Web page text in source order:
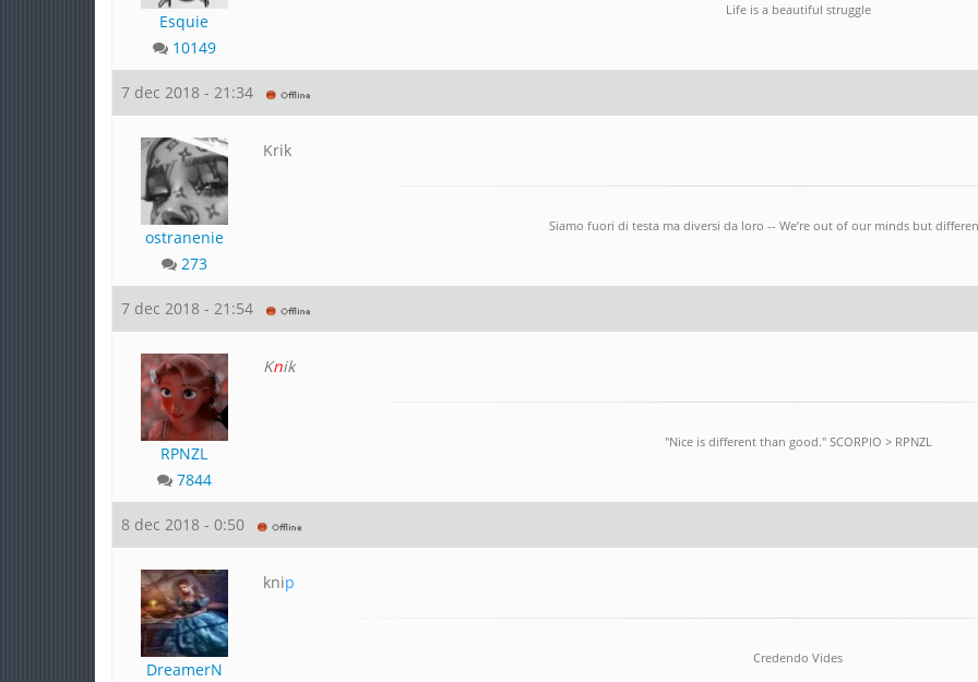
Esquie
10149
Life is a beautiful struggle
7 dec 2018 - 21:34
ostranenie
273
Krik
Siamo fuori di testa ma diversi da loro -- We’re out of our minds but
7 dec 2018 - 21:54
RPNZL
7844
Knik
"Nice is different than good." SCORPlO > RPNZL
8 dec 2018 - 0:50
DreamerN
knip
Credendo Vides